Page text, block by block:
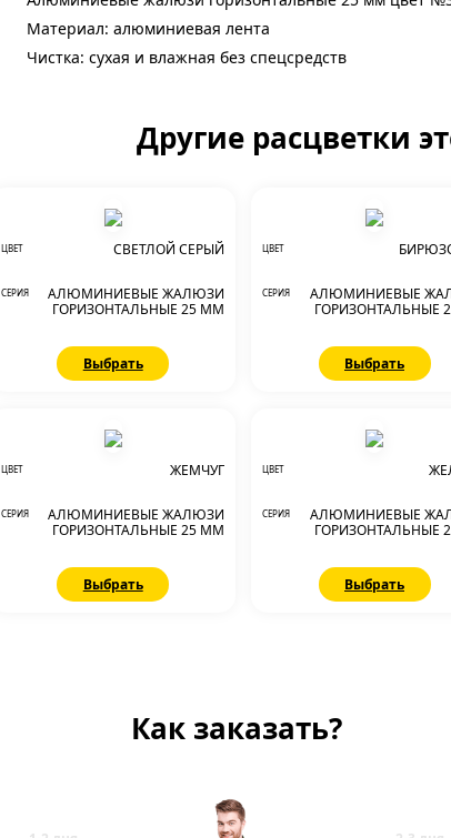
Материал: алюминиевая лента
Чистка: сухая и влажная без спецсредств
Другие расцветки
ЦВЕТ СВЕТЛОЙ СЕРЫЙ
СЕРИЯ
АЛЮМИНИЕВЫЕ ЖАЛЮЗИ
ГОРИЗОНТАЛЬНЫЕ 25 ММ
Выбрать
ЦВЕТ
СЕРИЯ
АЛЮМИНИЕВЫЕ
ГОРИЗОНТАЛЬНЫЕ
Выбрать
ЦВЕТ ЖЕМЧУГ
СЕРИЯ
АЛЮМИНИЕВЫЕ ЖАЛЮЗИ
ГОРИЗОНТАЛЬНЫЕ 25 ММ
Выбрать
ЦВЕТ
СЕРИЯ
АЛЮМИНИЕВЫЕ
ГОРИЗОНТАЛЬНЫЕ
Выбрать
Как заказать?